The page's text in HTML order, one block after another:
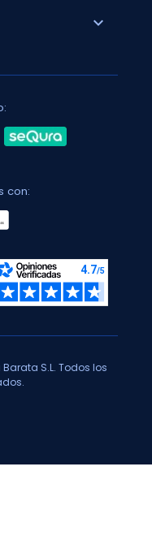
expand_more
con:
S.L. Todos los